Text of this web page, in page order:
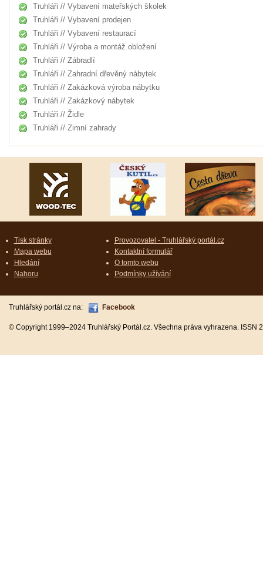
Truhláři // Vybavení mateřských školek
Truhláři // Vybavení prodejen
Truhláři // Vybavení restaurací
Truhláři // Výroba a montáž obložení
Truhláři // Zábradlí
Truhláři // Zahradní dřevěný nábytek
Truhláři // Zakázková výroba nábytku
Truhláři // Zakázkový nábytek
Truhláři // Židle
Truhláři // Zimní zahrady
Tisk stránky
Mapa webu
Hledání
Nahoru
Provozovatel - Truhlářský portál.cz
Kontaktní formulář
O tomto webu
Podmínky užívání
Truhlářský portál.cz na: Facebook
© Copyright 1999–2024 Truhlářský Portál.cz. Všechna práva vyhrazena.